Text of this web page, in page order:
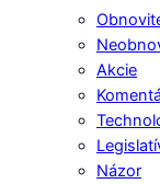
Akcie
Názor